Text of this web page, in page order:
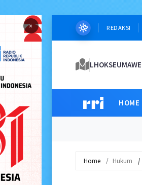
× REDAKSI
LHOKSEUMAWE
HOME
Home Hukum